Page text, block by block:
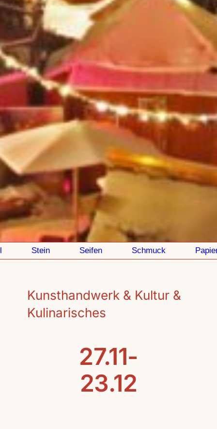
Stein Seifen Schmuck Papier
Kunsthandwerk & Kultur &
Kulinarisches
27.11-
23.12